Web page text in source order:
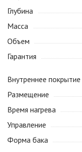
Глубина
Масса
Объем
Гарантия
Внутреннее покрытие
Размещение
Время нагрева
Управление
Форма бака